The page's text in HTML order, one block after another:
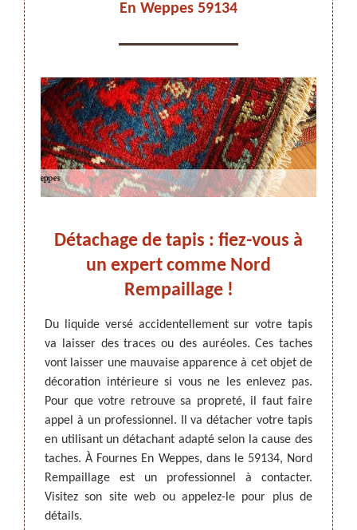
ARTISAN DEZITTER, REMPAILLAGE -
CANNAGE - RECOLLAGE, 59 NORD
En Weppes 59134
tapis
un
il
À
le
Détachage de tapis : fiez-vous à
un expert comme Nord
Rempaillage !
Du liquide versé accidentellement sur votre tapis
va laisser des traces ou des auréoles. Ces taches
vont laisser une mauvaise apparence à cet objet de
décoration intérieure si vous ne les enlevez pas.
Pour que votre retrouve sa propreté, il faut faire
appel à un professionnel. Il va détacher votre tapis
en utilisant un détachant adapté selon la cause des
taches. À Fournes En Weppes, dans le 59134, Nord
Rempaillage est un professionnel à contacter.
Visitez son site web ou appelez-le pour plus de
détails.
être
telle
sur